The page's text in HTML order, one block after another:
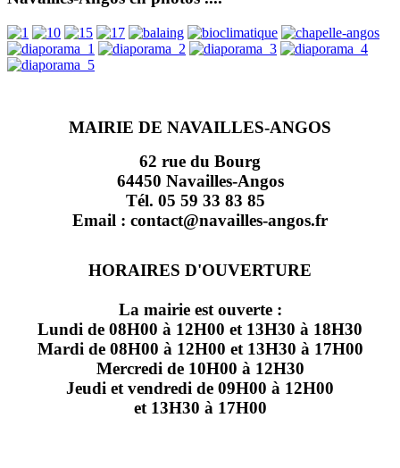
MAIRIE DE NAVAILLES-ANGOS
62 rue du Bourg
64450 Navailles-Angos
Tél. 05 59 33 83 85
Email : contact@navailles-angos.fr
HORAIRES D'OUVERTURE
La mairie est ouverte :
Lundi de 08H00 à 12H00 et 13H30 à 18H30
Mardi de 08H00 à 12H00 et 13H30 à 17H00
Mercredi de 10H00 à 12H30
Jeudi et vendredi de 09H00 à 12H00
et 13H30 à 17H00